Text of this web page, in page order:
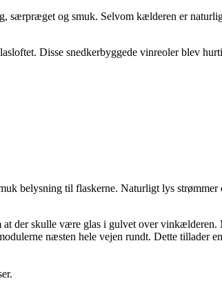
særpræget og smuk. Selvom kælderen er
Disse snedkerbyggede vinreoler blev
belysning til flaskerne. Naturligt lys
der skulle være glas i gulvet over
næsten hele vejen rundt. Dette